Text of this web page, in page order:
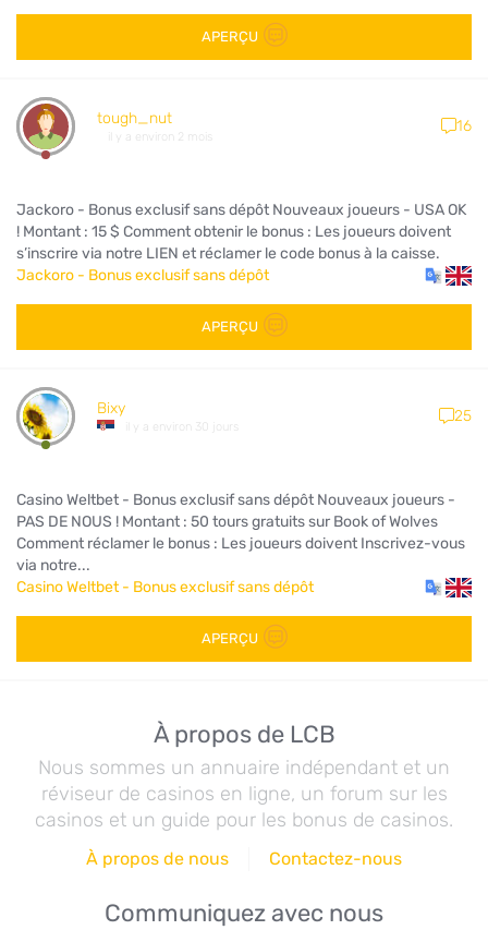
APERÇU
tough_nut
il y a environ 2 mois
16
Jackoro - Bonus exclusif sans dépôt Nouveaux joueurs - USA OK
! Montant : 15 $ Comment obtenir le bonus : Les joueurs doivent
s’inscrire via notre LIEN et réclamer le code bonus à la caisse.
Jackoro - Bonus exclusif sans dépôt
APERÇU
Bixy
il y a environ 30 jours
25
Casino Weltbet - Bonus exclusif sans dépôt Nouveaux joueurs -
PAS DE NOUS ! Montant : 50 tours gratuits sur Book of Wolves
Comment réclamer le bonus : Les joueurs doivent Inscrivez-vous
via notre...
Casino Weltbet - Bonus exclusif sans dépôt
APERÇU
À propos de LCB
Nous sommes un annuaire indépendant et un
réviseur de casinos en ligne, un forum sur les
casinos et un guide pour les bonus de casinos.
À propos de nous Contactez-nous
Communiquez avec nous